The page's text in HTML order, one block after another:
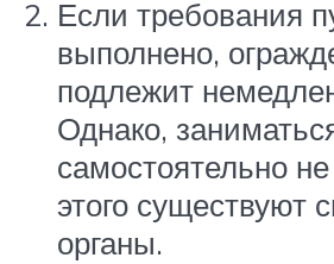
Если требования
выполнено,
подлежит
Однако,
самостоятельно
этого существуют
органы.